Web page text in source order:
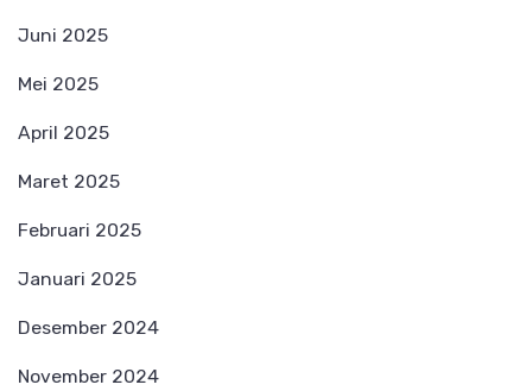
Juni 2025
Mei 2025
April 2025
Maret 2025
Februari 2025
Januari 2025
Desember 2024
November 2024